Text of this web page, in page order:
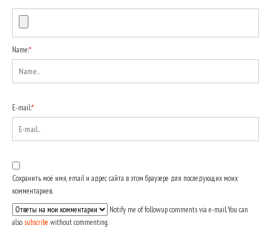
Name:*
E-mail:*
Сохранить моё имя, email и адрес сайта в этом браузере для последующих моих
комментариев.
Notify me of followup comments via e-mail. You can
also subscribe without commenting.